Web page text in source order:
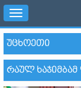
Toggle
navigation
ᲣᲪᲮᲝᲔᲗᲘ
ᲠᲐᲣᲚ